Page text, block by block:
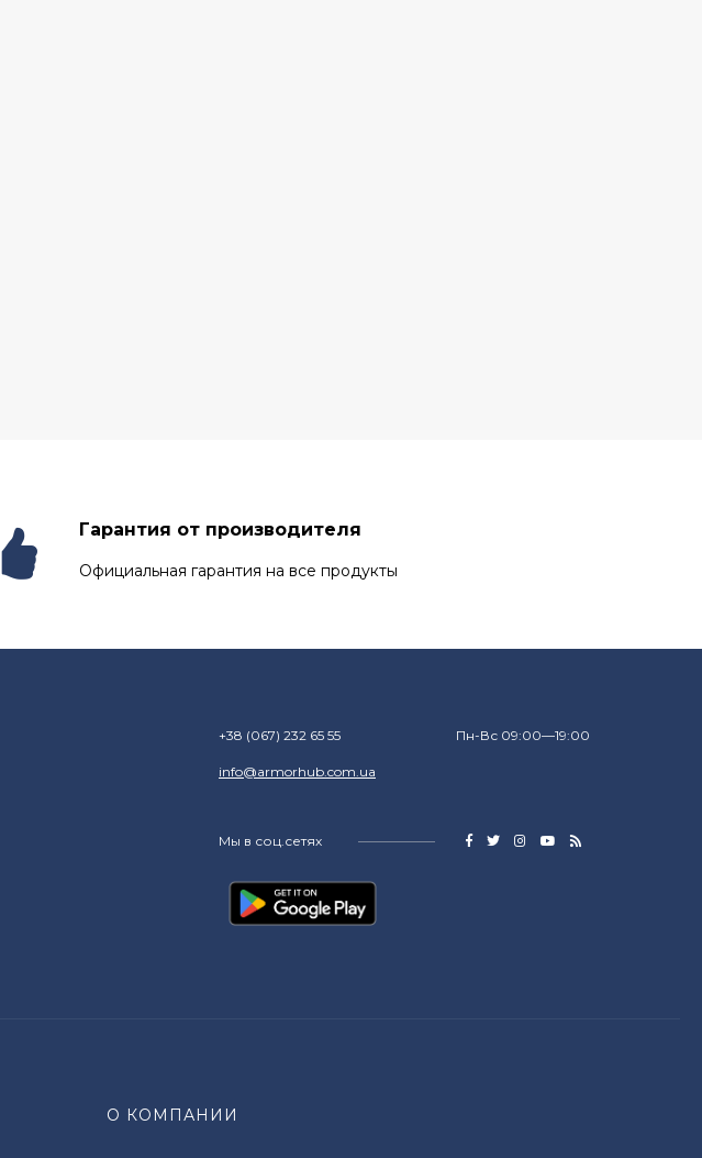
Гарантия от производителя
Официальная гарантия на все продукты
+38 (067) 232 65 55
info@armorhub.com.ua
Пн-Вс 09:00—19:00
Мы в соц.сетях
О КОМПАНИИ